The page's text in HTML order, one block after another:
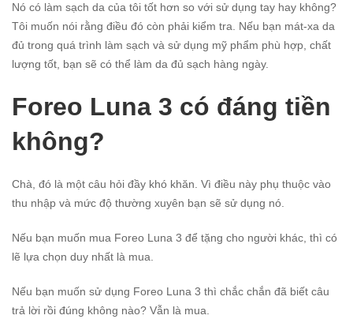
Nó có làm sạch da của tôi tốt hơn so với sử dụng tay hay không?
Tôi muốn nói rằng điều đó còn phải kiểm tra. Nếu bạn mát-xa da
đủ trong quá trình làm sạch và sử dụng mỹ phẩm phù hợp, chất
lượng tốt, bạn sẽ có thể làm da đủ sạch hàng ngày.
Foreo Luna 3 có đáng tiền
không?
Chà, đó là một câu hỏi đầy khó khăn. Vì điều này phụ thuộc vào
thu nhập và mức độ thường xuyên bạn sẽ sử dụng nó.
Nếu bạn muốn mua Foreo Luna 3 để tặng cho người khác, thì có
lẽ lựa chọn duy nhất là mua.
Nếu bạn muốn sử dụng Foreo Luna 3 thì chắc chắn đã biết câu
trả lời rồi đúng không nào? Vẫn là mua.